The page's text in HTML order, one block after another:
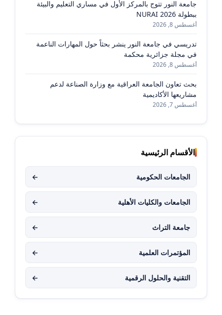
جامعة النور تتوج بالمركز الأول في مساري التعليم والبيئة
ببطولة NURAI 2026
أغسطس 8, 2026
تدريسي في جامعة النور ينشر بحثاً حول المهارات الناعمة
في مجلة جزائرية محكمة
أغسطس 8, 2026
بحث تعاون الجامعة العراقية مع وزارة الصناعة لدعم
مشاريعها الأكاديمية
أغسطس 7, 2026
الأقسام الرئيسية
الجامعات الحكومية ←
الجامعات والكليات الأهلية ←
جامعة التراث ←
المؤتمرات العلمية ←
التقنية والحلول الرقمية ←